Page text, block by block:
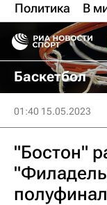
Политика В
Баскетбол
01:40 15.05.2023
"Бостон"